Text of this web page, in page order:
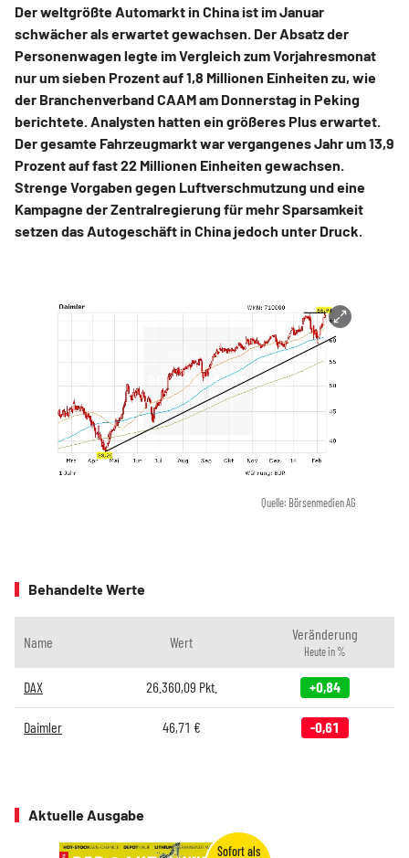
Der weltgrößte Automarkt in China ist im Januar
schwächer als erwartet gewachsen. Der Absatz der
Personenwagen legte im Vergleich zum Vorjahresmonat
nur um sieben Prozent auf 1,8 Millionen Einheiten zu, wie
der Branchenverband CAAM am Donnerstag in Peking
berichtete. Analysten hatten ein größeres Plus erwartet.
Der gesamte Fahrzeugmarkt war vergangenes Jahr um 13,9
Prozent auf fast 22 Millionen Einheiten gewachsen.
Strenge Vorgaben gegen Luftverschmutzung und eine
Kampagne der Zentralregierung für mehr Sparsamkeit
setzen das Autogeschäft in China jedoch unter Druck.
Quelle: Börsenmedien AG
Behandelte Werte
Name Wert Veränderung
Heute in %
DAX 26.360,09 Pkt. +0,84
Daimler 46,71 € -0,61
Aktuelle Ausgabe